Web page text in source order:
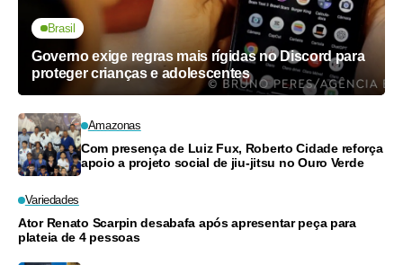
Brasil
Governo exige regras mais rígidas no Discord para
proteger crianças e adolescentes
Amazonas
Com presença de Luiz Fux, Roberto Cidade reforça
apoio a projeto social de jiu-jitsu no Ouro Verde
Variedades
Ator Renato Scarpin desabafa após apresentar peça para
plateia de 4 pessoas